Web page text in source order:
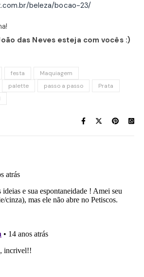
beleza/bocao-23/
das Neves esteja com vocês :)
festa
Maquiagem
palette passo a passo
Prata